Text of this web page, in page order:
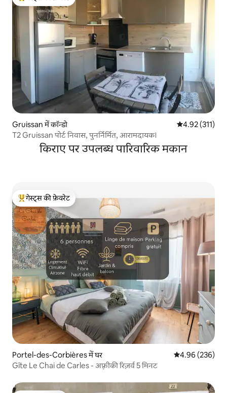
गेस्ट्स का टॉप फ़ेवरेट
Gruissan में कॉन्डो औसत रेटिंग 5 में से
4.92 (311)
T2 Gruissan पोर्ट निवास, पुनर्निर्मित, आरामदायक।
किराए पर उपलब्ध पारिवारिक मकान
गेस्ट्स का टॉप फ़ेवरेट
गेस्ट्स की फ़ेवरेट
Portel-des-Corbières में घर औसत रेटिंग 5 में से
4.96 (236)
Gîte Le Chai de Carles - अफ़्रीकी रिज़र्व 5 मिनट